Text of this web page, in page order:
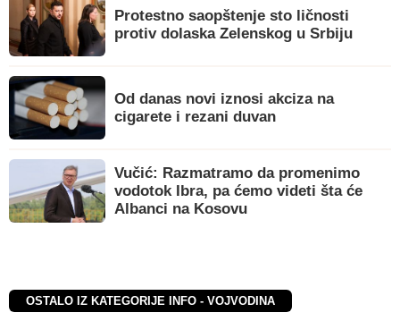
Protestno saopštenje sto ličnosti
protiv dolaska Zelenskog u Srbiju
Od danas novi iznosi akciza na
cigarete i rezani duvan
Vučić: Razmatramo da promenimo
vodotok Ibra, pa ćemo videti šta će
Albanci na Kosovu
OSTALO IZ KATEGORIJE INFO - VOJVODINA